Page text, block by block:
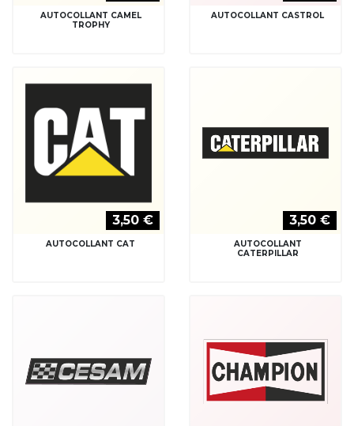
AUTOCOLLANT CAMEL
TROPHY
AUTOCOLLANT CASTROL
3,50 €
AUTOCOLLANT CAT
3,50 €
AUTOCOLLANT
CATERPILLAR